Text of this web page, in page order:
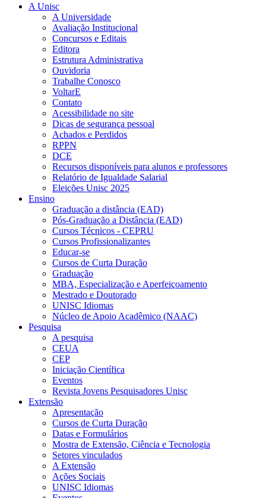
A Unisc
A Universidade
Avaliação Institucional
Concursos e Editais
Editora
Estrutura Administrativa
Ouvidoria
Trabalhe Conosco
VoltarE
Contato
Acessibilidade no site
Dicas de segurança pessoal
Achados e Perdidos
RPPN
DCE
Recursos disponíveis para alunos e professores
Relatório de Igualdade Salarial
Eleições Unisc 2025
Ensino
Graduação a distância (EAD)
Pós-Graduação a Distância (EAD)
Cursos Técnicos - CEPRU
Cursos Profissionalizantes
Educar-se
Cursos de Curta Duração
Graduação
MBA, Especialização e Aperfeiçoamento
Mestrado e Doutorado
UNISC Idiomas
Núcleo de Apoio Acadêmico (NAAC)
Pesquisa
A pesquisa
CEUA
CEP
Iniciação Científica
Eventos
Revista Jovens Pesquisadores Unisc
Extensão
Apresentação
Cursos de Curta Duração
Datas e Formulários
Mostra de Extensão, Ciência e Tecnologia
Setores vinculados
A Extensão
Ações Sociais
UNISC Idiomas